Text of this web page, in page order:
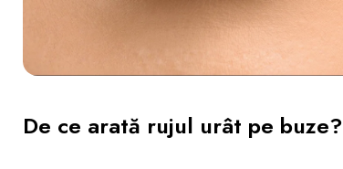
De ce arată rujul urât pe buze?